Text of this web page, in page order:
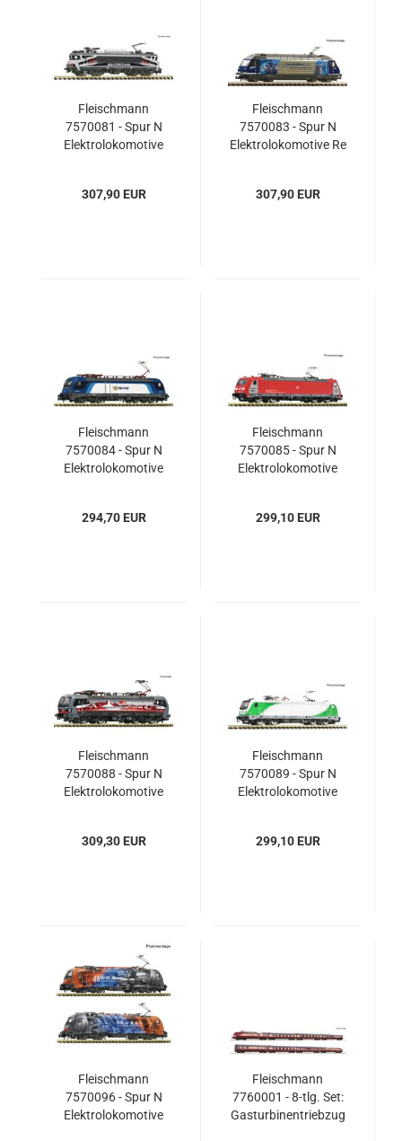
Fleischmann
7570081 - Spur N
Elektrolokomotive
307,90 EUR
Fleischmann
7570083 - Spur N
Elektrolokomotive Re
307,90 EUR
Fleischmann
7570084 - Spur N
Elektrolokomotive
294,70 EUR
Fleischmann
7570085 - Spur N
Elektrolokomotive
Scandinavia
299,10 EUR
Fleischmann
7570088 - Spur N
Elektrolokomotive
SBB Cargo
309,30 EUR
Fleischmann
7570089 - Spur N
Elektrolokomotive
299,10 EUR
Fleischmann
7570096 - Spur N
Elektrolokomotive
Fleischmann
7760001 - 8-tlg. Set:
Gasturbinentriebzug